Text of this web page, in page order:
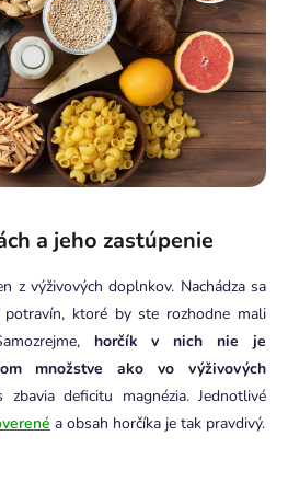
a jeho zastúpenie
z výživových doplnkov. Nachádza sa
ktoré by ste rozhodne mali
horčík v nich nie je
množstve ako vo výživových
deficitu magnézia. Jednotlivé
a obsah horčíka je tak pravdivý.